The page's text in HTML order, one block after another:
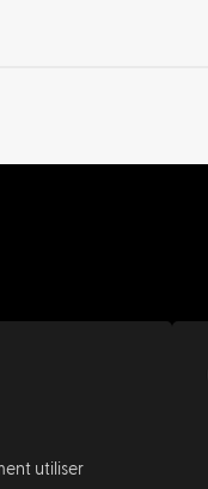
utiliser